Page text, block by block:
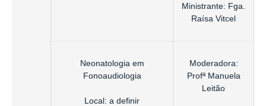
Ministrante: Fga.
Raísa Vitcel
Neonatologia em
Fonoaudiologia
Local: a definir
Moderadora:
Profª Manuela
Leitão